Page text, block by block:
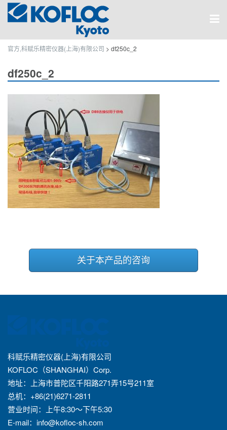
官方,科赋乐精密仪器(上海)有限公司 > df250c_2
df250c_2
关于本产品的咨询
科赋乐精密仪器(上海)有限公司
KOFLOC（SHANGHAI）Corp.
地址：上海市普陀区千阳路271弄15号211室
总机：+86(21)6271-2811
营业时间：上午8:30～下午5:30
E-mail： info@kofloc-sh.com